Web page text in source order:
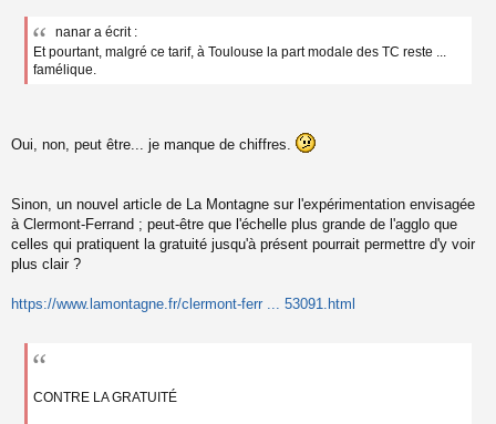
e
g
n
nanar a écrit :
Et pourtant, malgré ce tarif, à Toulouse la part modale des TC reste ...
famélique.
Oui, non, peut être... je manque de chiffres.
Sinon, un nouvel article de La Montagne sur l'expérimentation envisagée
à Clermont-Ferrand ; peut-être que l'échelle plus grande de l'agglo que
celles qui pratiquent la gratuité jusqu'à présent pourrait permettre d'y voir
plus clair ?
https://www.lamontagne.fr/clermont-ferr ... 53091.html
CONTRE LA GRATUITÉ